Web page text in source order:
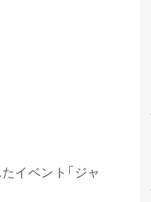
イベント「ジャ